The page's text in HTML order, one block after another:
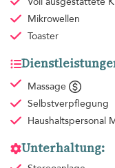
Mikrowellen
Toaster
Massage
Selbstverpflegung
Haushaltspersonal
Unterhaltung: